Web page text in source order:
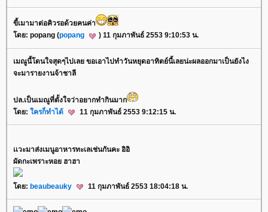
ขี้เมามาต่อคิวรอด้วยคนค่า
ดย: popang (popang ) 11 กุมภาพันธ์ 2553 9:10:53 น.
เมณูนี้โดนใจสุดๆไปเลย ขอเอาไปทำวันหยุดอาทิตย์นี้เลยน่ะผลออกมาเป็นยังไง
จะมารายงานจ้าชาลี
ปล.เป็นเมณูที่ตั้งใจว่าอยากทำกินมาก
ดย: ครก็ทำได้ 11 กุมภาพันธ์ 2553 9:12:15 น.
เเวะมาส่งเมนูอาหารทะเลเช่นกันคะ อิอิ
ผัดกะเพราะหอย ฮาฮา
ดย: beaubeauky 11 กุมภาพันธ์ 2553 18:04:18 น.